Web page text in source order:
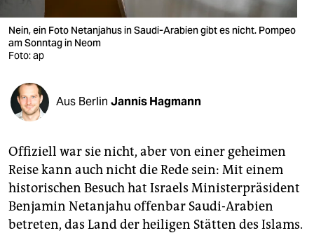
verlag
veranstaltungen
fragen & hilfe
abo
genossenschaft
epaper login
Nein, ein Foto Netanjahus in Saudi-Arabien gibt es nicht. Pompeo
am Sonntag in Neom
Foto: ap
Aus Berlin Jannis Hagmann
Offiziell war sie nicht, aber von einer geheimen
Reise kann auch nicht die Rede sein: Mit einem
historischen Besuch hat Israels Ministerpräsident
Benjamin Netanjahu offenbar Saudi-Arabien
betreten, das Land der heiligen Stätten des Islams.